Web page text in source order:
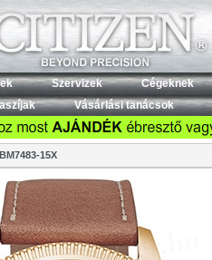
Szervizek Cégeknek
Vásárlási tanácsok
BM7483-15X